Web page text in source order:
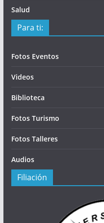
Salud
Para ti:
Fotos Eventos
Videos
Biblioteca
Fotos Turismo
Fotos Talleres
Audios
Filiación